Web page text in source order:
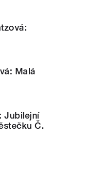
Malá
Jubilejní
Č.